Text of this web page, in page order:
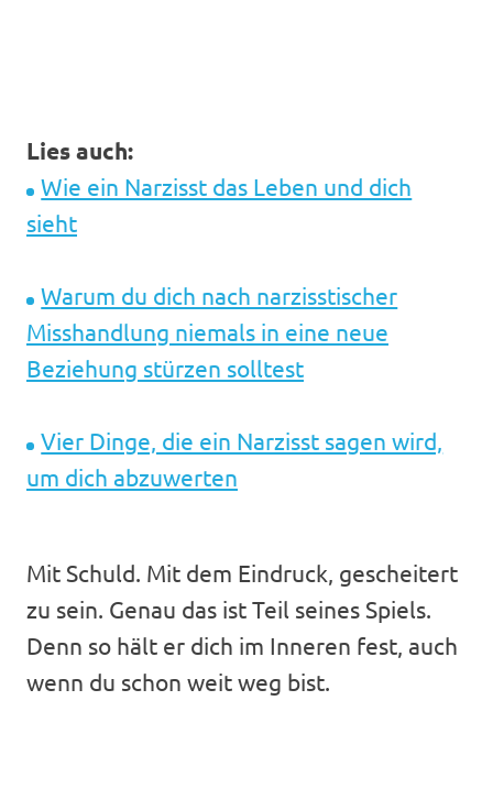
Lies auch:
Wie ein Narzisst das Leben und dich
sieht
Warum du dich nach narzisstischer
Misshandlung niemals in eine neue
Beziehung stürzen solltest
Vier Dinge, die ein Narzisst sagen wird,
um dich abzuwerten
Mit Schuld. Mit dem Eindruck, gescheitert
zu sein. Genau das ist Teil seines Spiels.
Denn so hält er dich im Inneren fest, auch
wenn du schon weit weg bist.